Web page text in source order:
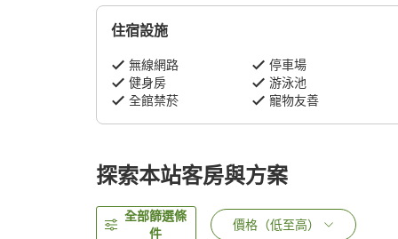
住宿設施
無線網路
停車場
健身房
游泳池
全館禁菸
寵物友善
探索本站客房與方案
全部篩選條
件
價格（低至高）